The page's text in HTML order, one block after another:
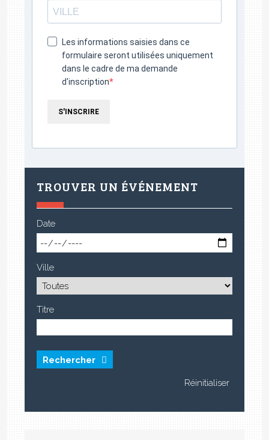
Les informations saisies dans ce
formulaire seront utilisées uniquement
dans le cadre de ma demande
d'inscription
S'INSCRIRE
TROUVER UN ÉVÉNEMENT
Date
Ville
Titre
Rechercher